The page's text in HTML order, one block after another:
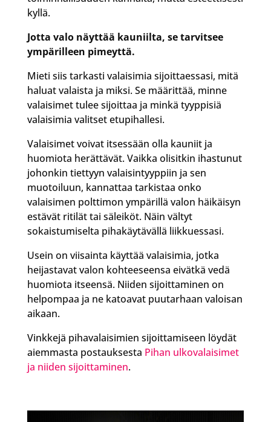
kyllä.
Jotta valo näyttää kauniilta, se tarvitsee
ympärilleen pimeyttä.
Mieti siis tarkasti valaisimia sijoittaessasi, mitä
haluat valaista ja miksi. Se määrittää, minne
valaisimet tulee sijoittaa ja minkä tyyppisiä
valaisimia valitset etupihallesi.
Valaisimet voivat itsessään olla kauniit ja
huomiota herättävät. Vaikka olisitkin ihastunut
johonkin tiettyyn valaisintyyppiin ja sen
muotoiluun, kannattaa tarkistaa onko
valaisimen polttimon ympärillä valon häikäisyn
estävät ritilät tai säleiköt. Näin vältyt
sokaistumiselta pihakäytävällä liikkuessasi.
Usein on viisainta käyttää valaisimia, jotka
heijastavat valon kohteeseensa eivätkä vedä
huomiota itseensä. Niiden sijoittaminen on
helpompaa ja ne katoavat puutarhaan valoisan
aikaan.
Vinkkejä pihavalaisimien sijoittamiseen löydät
aiemmasta postauksesta Pihan ulkovalaisimet
ja niiden sijoittaminen.